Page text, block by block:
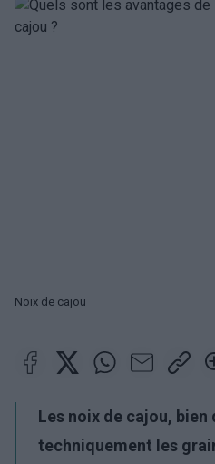
Noix de cajou
Les noix de cajou, bien
techniquement les